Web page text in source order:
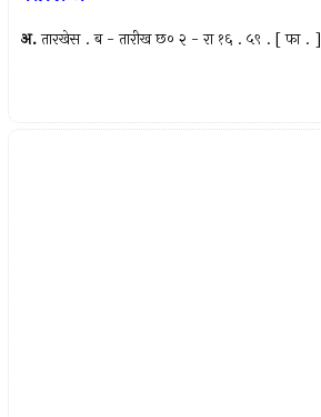
अ. तारखेस . ब - तारीख छ० २ - रा १६ . ५९ . [ फा . ]